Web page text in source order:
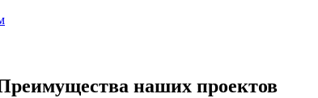
наших проектов